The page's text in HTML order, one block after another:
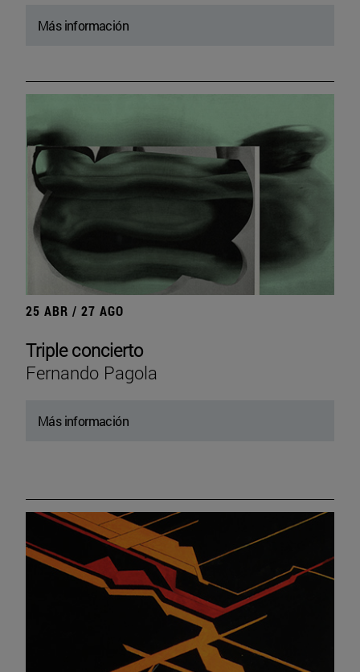
Más información
25 ABR / 27 AGO
Triple concierto
Fernando Pagola
Más información